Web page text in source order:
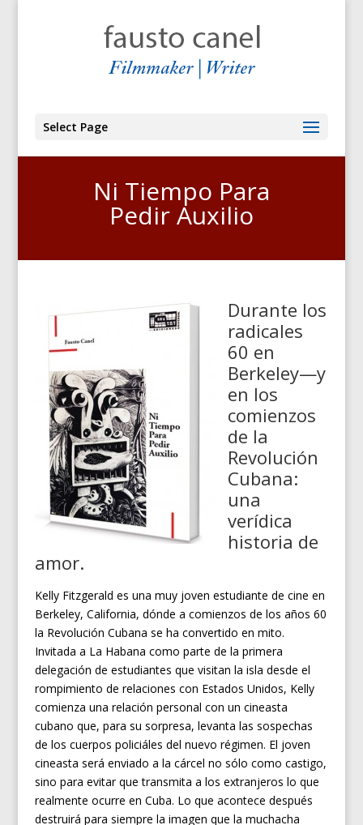
Select Page
Ni Tiempo Para
Pedir Auxilio
Durante los
radicales
60 en
Berkeley—y
en los
comienzos
de la
Revolución
Cubana:
una
verídica
historia de
amor.
Kelly Fitzgerald es una muy joven estudiante de cine en
Berkeley, California, dónde a comienzos de los años 60
la Revolución Cubana se ha convertido en mito.
Invitada a La Habana como parte de la primera
delegación de estudiantes que visitan la isla desde el
rompimiento de relaciones con Estados Unidos, Kelly
comienza una relación personal con un cineasta
cubano que, para su sorpresa, levanta las sospechas
de los cuerpos policiáles del nuevo régimen. El joven
cineasta será enviado a la cárcel no sólo como castigo,
sino para evitar que transmita a los extranjeros lo que
realmente ocurre en Cuba. Lo que acontece después
destruirá para siempre la imagen que la muchacha